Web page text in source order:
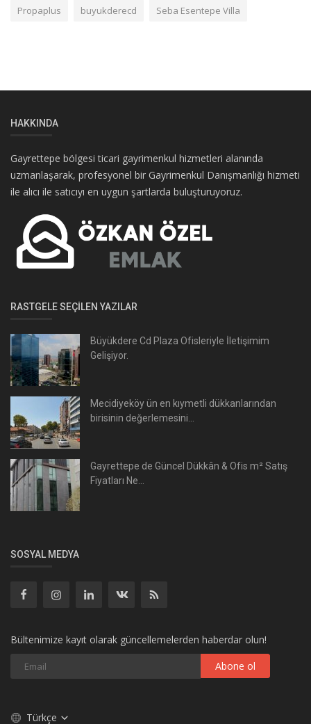
Propaplus buyukderecd Seba Esentepe Villa
HAKKINDA
Gayrettepe bölgesi ticari gayrimenkul hizmetleri alanında
uzmanlaşarak, profesyonel bir Gayrimenkul Danışmanlığı hizmeti
ile alıcı ile satıcıyı en uygun şartlarda buluşturuyoruz.
RASTGELE SEÇILEN YAZILAR
Büyükdere Cd Plaza Ofisleriyle İletişimim
Gelişiyor.
Mecidiyeköy ün en kıymetli dükkanlarından
birisinin değerlemesini...
Gayrettepe de Güncel Dükkân & Ofis m² Satış
Fiyatları Ne...
SOSYAL MEDYA
Bültenimize kayıt olarak güncellemelerden haberdar olun!
Abone ol
Türkçe